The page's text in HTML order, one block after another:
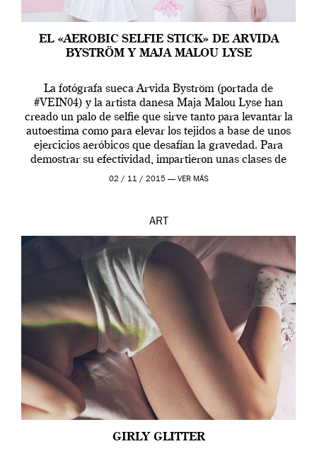
EL «AEROBIC SELFIE STICK» DE ARVIDA
BYSTRÖM Y MAJA MALOU LYSE
La fotógrafa sueca Arvida Byström (portada de
#VEIN04) y la artista danesa Maja Malou Lyse han
creado un palo de selfie que sirve tanto para levantar la
autoestima como para elevar los tejidos a base de unos
ejercicios aeróbicos que desafían la gravedad. Para
demostrar su efectividad, impartieron unas clases de
prueba en el Tate […]
02 / 11 / 2015 — VER MÁS
ART
GIRLY GLITTER